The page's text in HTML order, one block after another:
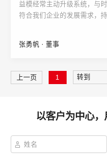
益模经常主动升级系统，与
符合我们企业的发展需求，
张勇帆 · 董事
上一页 1 转到
以客户为中心